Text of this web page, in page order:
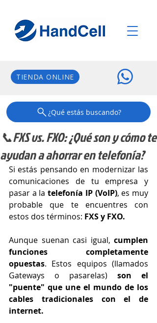
TIENDA ONLINE
¿Qué estás buscando?
📞FXS vs. FXO: ¿Qué son y cómo te
ayudan a ahorrar en telefonía?
Si estás pensando en modernizar las
comunicaciones de tu empresa y
pasar a la telefonía IP (VoIP), es muy
probable que te encuentres con
estos dos términos: FXS y FXO.
Aunque suenan casi igual, cumplen
funciones completamente
opuestas. Estos equipos (llamados
Gateways o pasarelas) son el
"puente" que une el mundo de los
cables tradicionales con el de
internet.